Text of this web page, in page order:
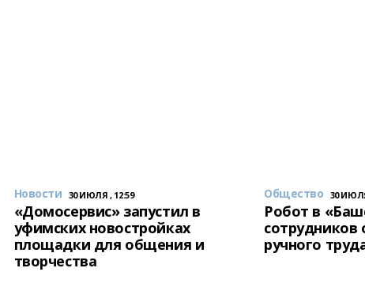
Новости 30 ИЮЛЯ , 12:59
«Домосервис» запустил в
уфимских новостройках
площадки для общения и
творчества
Общество 30
Робот в
сотрудников
ручного